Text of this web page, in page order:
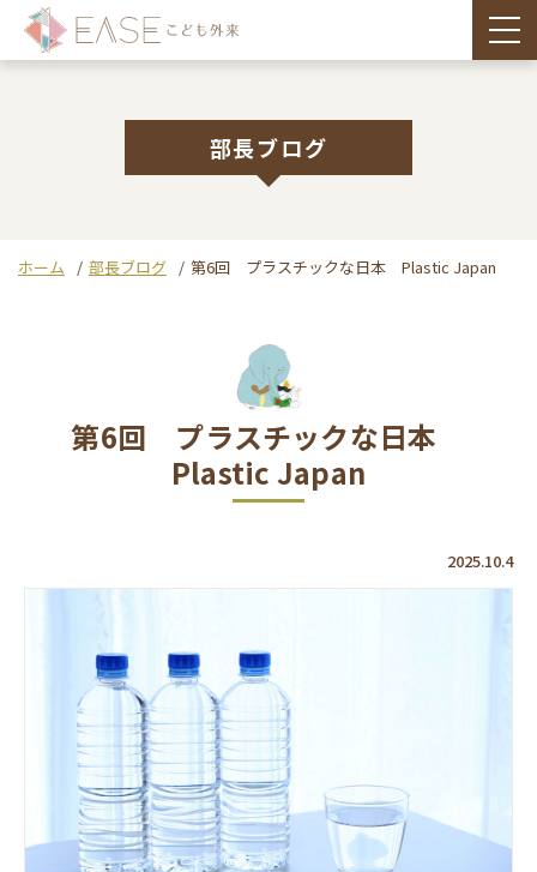
部長ブログ
ホーム 部長ブログ 第6回 プラスチックな日本 Plastic Japan
第6回 プラスチックな日本
Plastic Japan
2025.10.4